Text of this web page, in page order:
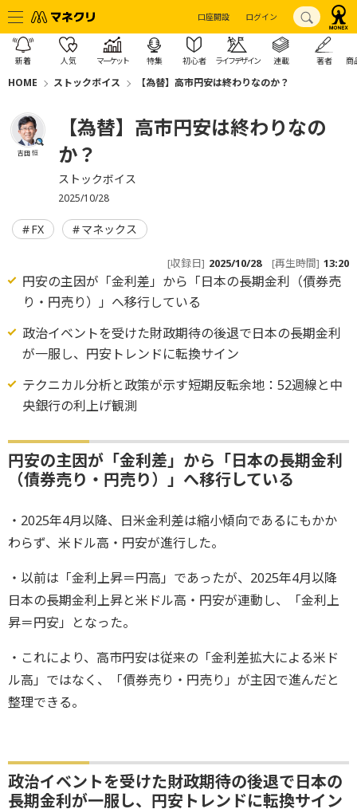
口座開設 ログイン
新着 人気 マーケット 特集 初心者 ライフデザイン 連載 著者 商
HOME ストックボイス 【為替】高市円安は終わりなのか？
吉田 恒
【為替】高市円安は終わりなの
か？
ストックボイス
2025/10/28
FX マネックス
[収録日] 2025/10/28 [再生時間] 13:20
円安の主因が「金利差」から「日本の長期金利（債券売
り・円売り）」へ移行している
政治イベントを受けた財政期待の後退で日本の長期金利
が一服し、円安トレンドに転換サイン
テクニカル分析と政策が示す短期反転余地：52週線と中
央銀行の利上げ観測
円安の主因が「金利差」から「日本の長期金利
（債券売り・円売り）」へ移行している
・2025年4月以降、日米金利差は縮小傾向であるにもかか
わらず、米ドル高・円安が進行した。
・以前は「金利上昇＝円高」であったが、2025年4月以降
日本の長期金利上昇と米ドル高・円安が連動し、「金利上
昇＝円安」となった。
・これにより、高市円安は従来の「金利差拡大による米ド
ル高」ではなく、「債券売り・円売り」が主因で進んだと
整理できる。
政治イベントを受けた財政期待の後退で日本の
長期金利が一服し、円安トレンドに転換サイン